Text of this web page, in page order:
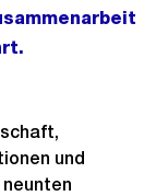
und